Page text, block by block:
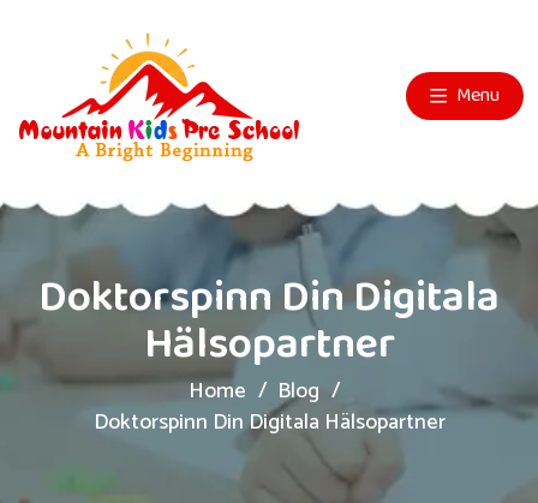
Menu
Doktorspinn Din Digitala
Hälsopartner
Home
Blog
Doktorspinn Din Digitala Hälsopartner